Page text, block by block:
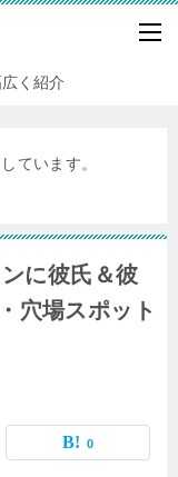
く紹介
ています。
に彼氏＆彼
穴場スポット
0